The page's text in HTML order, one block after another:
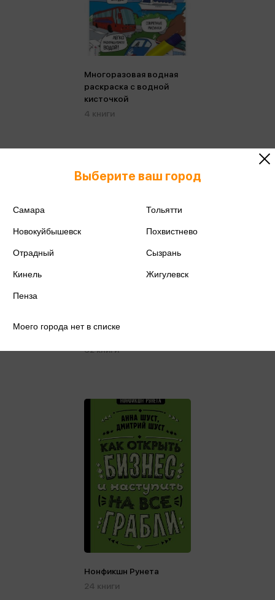
Многоразовая водная
раскраска с водной
кисточкой
4 книги
32 книги
Нонфикшн Рунета
24 книги
Выберите ваш город
Самара Тольятти
Новокуйбышевск Похвистнево
Отрадный Сызрань
Кинель Жигулевск
Пенза
Моего города нет в списке